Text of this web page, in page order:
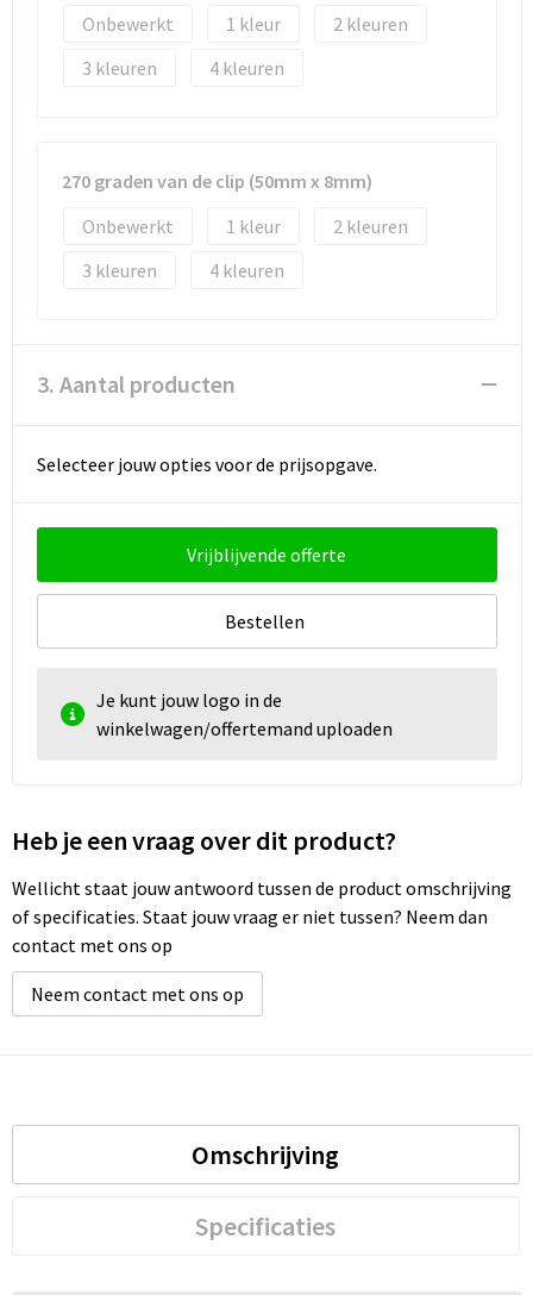
Onbewerkt
1
2
3
4
270 graden van de clip (50mm x 8mm)
Onbewerkt
1
2
3
4
3. Aantal producten
Selecteer jouw opties voor de prijsopgave.
Vrijblijvende offerte
Bestellen
Je kunt jouw logo in de
winkelwagen/offertemand uploaden
Heb je een vraag over dit product?
Wellicht staat jouw antwoord tussen de product omschrijving
of specificaties. Staat jouw vraag er niet tussen? Neem dan
contact met ons op
Neem contact met ons op
Omschrijving
Specificaties